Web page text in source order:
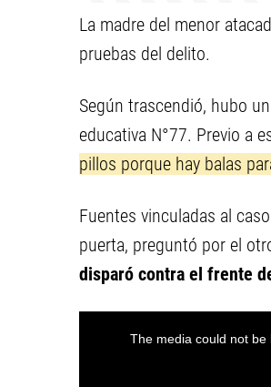
La madre del menor
pruebas del delito.
Según trascendió, hubo
educativa N°77. Previo a
pillos porque hay balas
Fuentes vinculadas al
puerta, preguntó por el
disparó contra el frente